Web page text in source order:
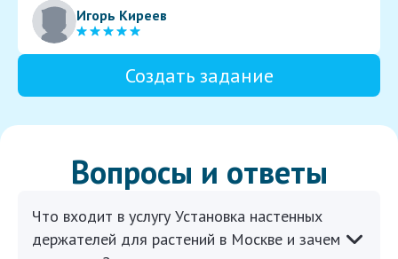
Игорь Киреев
Создать задание
Вопросы и ответы
Что входит в услугу Установка настенных
держателей для растений в Москве и зачем